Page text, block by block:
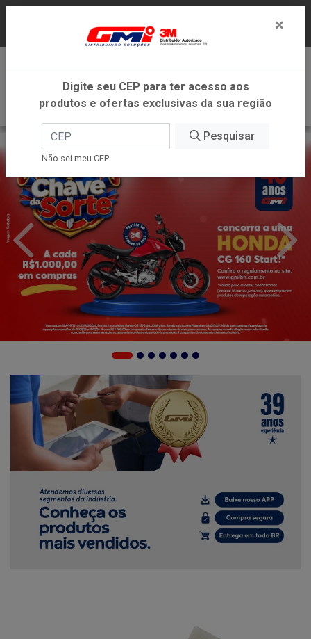
DENTRO DO ESTADO DE MINAS GERAIS.
×
Digite seu CEP para ter acesso aos
produtos e ofertas exclusivas da sua região
Pesquisar
Não sei meu CEP